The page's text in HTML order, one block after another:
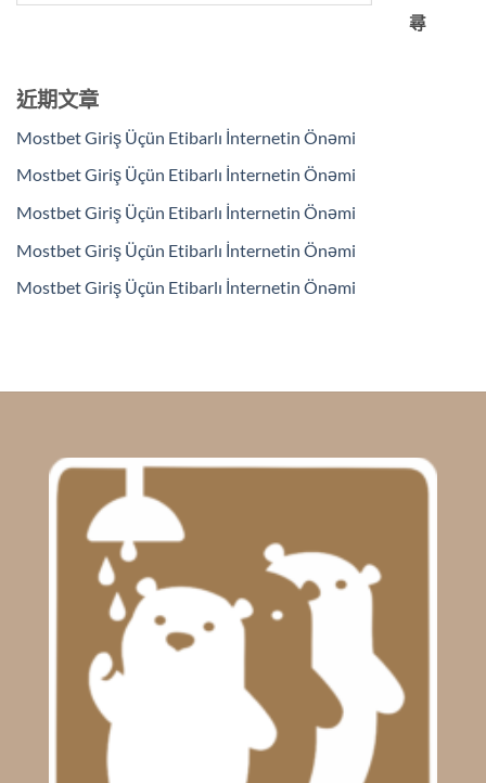
尋
近期文章
Mostbet Giriş Üçün Etibarlı İnternetin Önəmi
Mostbet Giriş Üçün Etibarlı İnternetin Önəmi
Mostbet Giriş Üçün Etibarlı İnternetin Önəmi
Mostbet Giriş Üçün Etibarlı İnternetin Önəmi
Mostbet Giriş Üçün Etibarlı İnternetin Önəmi